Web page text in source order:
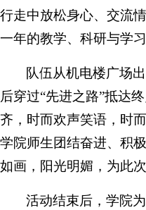
行走中放松身心、交流
一年的教学、科研与学习
队伍从机电楼广场
后穿过“先进之路”抵达
齐，时而欢声笑语，时
学院师生团结奋进、积
如画，阳光明媚，为此
活动结束后，学院